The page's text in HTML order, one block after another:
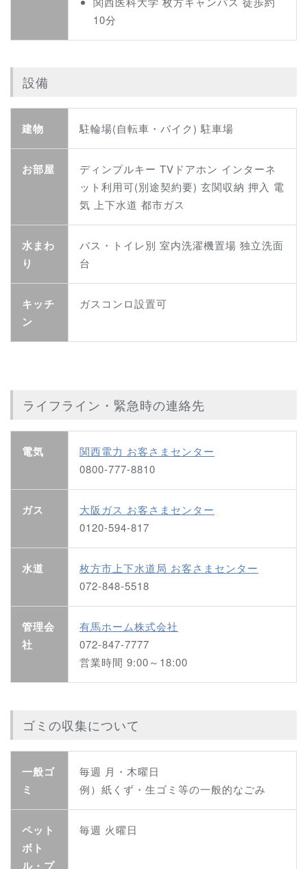
10分
設備
建物 駐輪場(自転車・バイク) 駐車場
お部屋
ディンプルキー TVドアホン インターネ
ット利用可(別途契約要) 玄関収納 押入 電
気 上下水道 都市ガス
水まわ
り
バス・トイレ別 室内洗濯機置場 独立洗面
台
キッチ
ン
ガスコンロ設置可
ライフライン・緊急時の連絡先
電気
関西電力 お客さまセンター
0800-777-8810
ガス
大阪ガス お客さまセンター
0120-594-817
水道
枚方市上下水道局 お客さまセンター
072-848-5518
管理会
社
有馬ホーム株式会社
072-847-7777
営業時間 9:00～18:00
ゴミの収集について
一般ゴ
ミ
毎週 月・木曜日
例）紙くず・生ゴミ等の一般的なごみ
ペット
ボト
ル・プ
毎週 火曜日